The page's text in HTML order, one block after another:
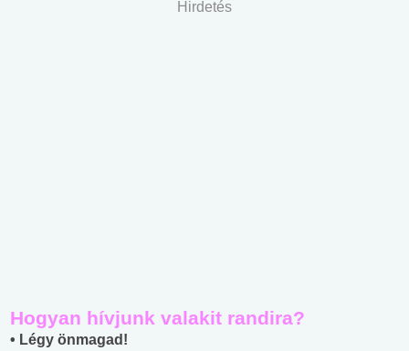
Hirdetés
Hogyan hívjunk valakit randira?
• Légy önmagad!